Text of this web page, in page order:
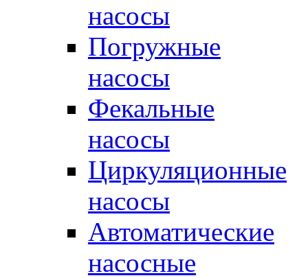
насосы
Погружные
насосы
Фекальные
насосы
Циркуляционные
насосы
Автоматические
насосные